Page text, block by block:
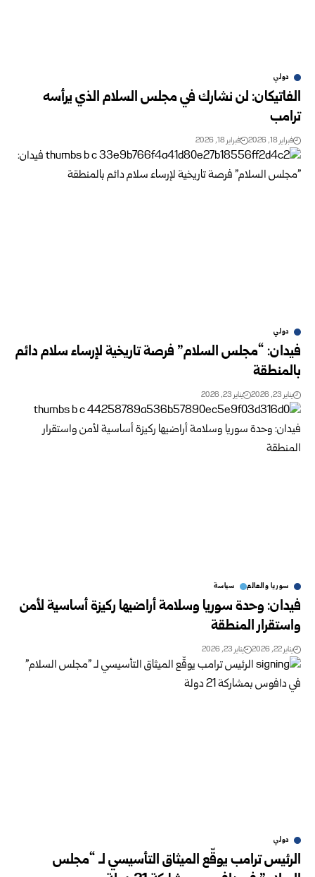
دولي
الفاتيكان: لن نشارك في مجلس السلام الذي يرأسه
ترامب
فبراير 18, 2026 فبراير 18, 2026
دولي
فيدان: “مجلس السلام” فرصة تاريخية لإرساء سلام دائم
بالمنطقة
يناير 23, 2026 يناير 23, 2026
سوريا والعالم سياسة
فيدان: وحدة سوريا وسلامة أراضيها ركيزة أساسية لأمن
واستقرار المنطقة
يناير 22, 2026 يناير 23, 2026
دولي
الرئيس ترامب يوقّع الميثاق التأسيسي لـ “مجلس